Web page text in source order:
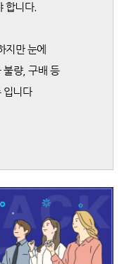
합니다.
지만 눈에
불량, 구배 등
입니다